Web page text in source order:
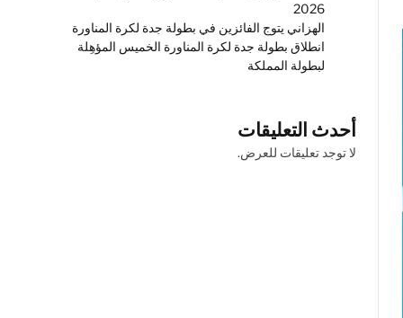
2026
الهزاني يتوج الفائزين في بطولة جدة لكرة المناورة
انطلاق بطولة جدة لكرة المناورة الخميس المؤهِلة
لبطولة المملكة
أحدث التعليقات
لا توجد تعليقات للعرض.